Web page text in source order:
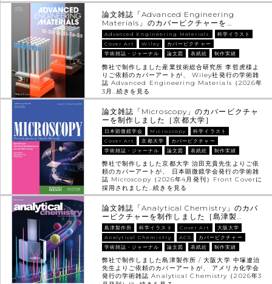
論文雑誌「Advanced Engineering
Materials」のカバーピクチャーを…
Advanced Engineering Materials
科学イラスト
Cover Art
Wiley
カバーピクチャー
学術雑誌・ジャーナル
論文図 表紙絵 制作実績
弊社で制作しました産業技術総合研究所 李哲虎様よ
りご依頼のカバーアートが、 Wiley社発行の学術雑
誌 Advanced Engineering Materials（2026年
3月…続きを見る
論文雑誌「Microscopy」のカバーピクチャ
ーを制作しました［京都大学］
日本顕微鏡学会 Microscopy
科学イラスト
Cover Art
京都大学
カバーピクチャー
学術雑誌・ジャーナル
論文図 表紙絵 制作実績
弊社で制作しました京都大学 治田充貴先生よりご依
頼のカバーアートが、 日本顕微鏡学会発行の学術雑
誌 Microscopy（2026年4月発刊）Front Coverに
採用されました…続きを見る
論文雑誌「Analytical Chemistry」のカバ
ーピクチャーを制作しました［島津製…
島津製作所 科学イラスト Cover Art
大阪大学
Analytical Chemistry
ACS
カバーピクチャー
学術雑誌・ジャーナル
論文図 表紙絵 制作実績
弊社で制作しました島津製作所 / 大阪大学 中塚遼治
先生よりご依頼のカバーアートが、 アメリカ化学会
発行の学術雑誌 Analytical Chemistry（2026年3